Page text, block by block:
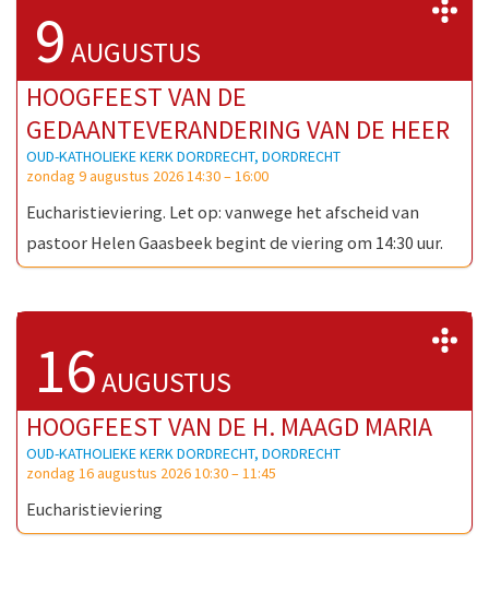
HOOGFEEST VAN DE
GEDAANTEVERANDERING VAN DE HEER
9 AUGUSTUS
OUD-KATHOLIEKE KERK DORDRECHT, DORDRECHT
zondag 9 augustus 2026 14:30–16:00
Eucharistieviering. Let op: vanwege het afscheid van
pastoor Helen Gaasbeek begint de viering om 14:30 uur.
HOOGFEEST VAN DE H. MAAGD MARIA
16AUGUSTUS
OUD-KATHOLIEKE KERK DORDRECHT, DORDRECHT
zondag 16 augustus 2026 10:30–11:45
Eucharistieviering